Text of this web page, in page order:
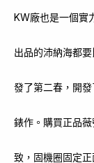
KW廠也是一個實
出品的沛納海都
發了第二春，開
錶作。購買正品
致，固機圈固定